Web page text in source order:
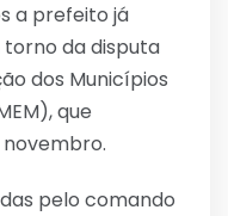
a prefeito já
da disputa
dos Municípios
que
pelo comando